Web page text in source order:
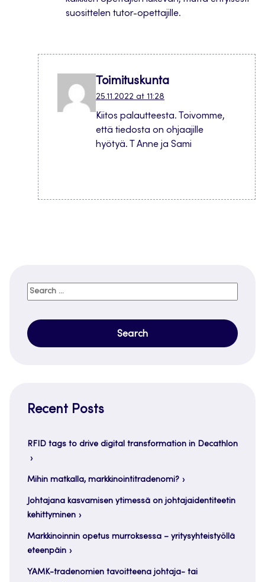
suosittelen tutor-opettajille.
Toimituskunta
25.11.2022 at 11:28
Kiitos palautteesta. Toivomme,
että tiedosta on ohjaajille
hyötyä. T Anne ja Sami
Search
for:
Recent Posts
RFID tags to drive digital transformation in Decathlon
Mihin matkalla, markkinointitradenomi?
Johtajana kasvamisen ytimessä on johtajaidentiteetin
kehittyminen
Markkinoinnin opetus murroksessa – yritysyhteistyöllä
eteenpäin
YAMK-tradenomien tavoitteena johtaja- tai